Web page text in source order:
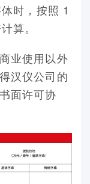
时，按照 1
算。
业使用以外
汉仪公司的
面许可协